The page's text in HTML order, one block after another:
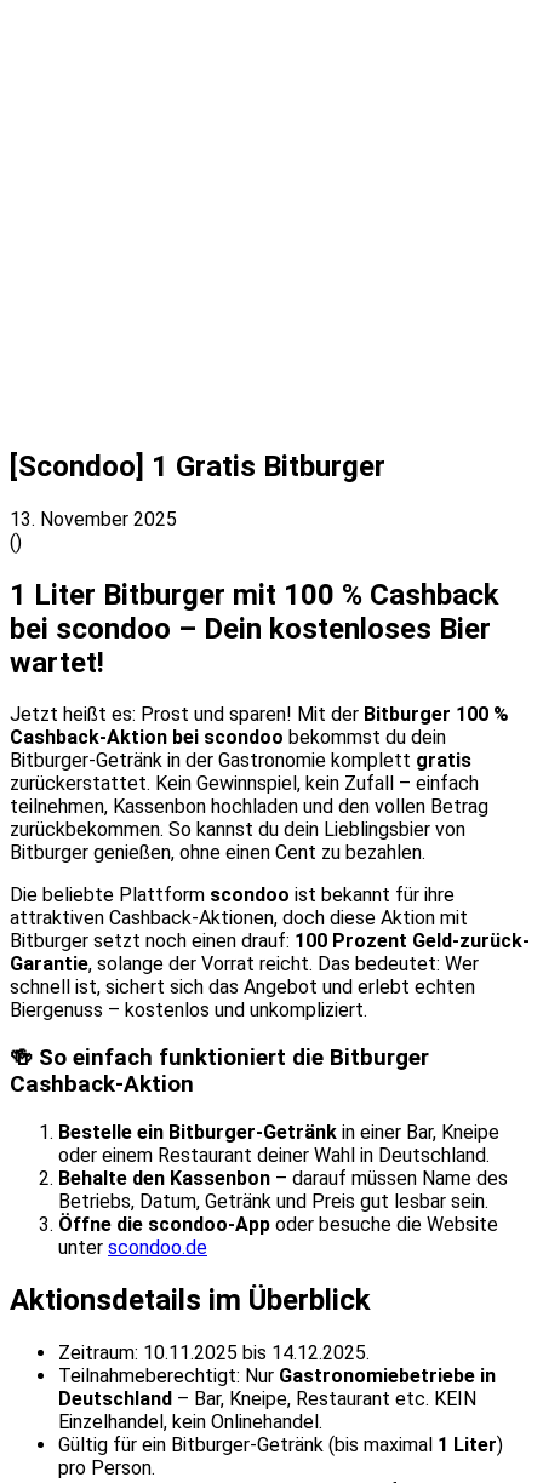
[Scondoo] 1 Gratis Bitburger
13. November 2025
()
1 Liter Bitburger mit 100 % Cashback
bei scondoo – Dein kostenloses Bier
wartet!
Jetzt heißt es: Prost und sparen! Mit der Bitburger 100 %
Cashback-Aktion bei scondoo bekommst du dein
Bitburger-Getränk in der Gastronomie komplett gratis
zurückerstattet. Kein Gewinnspiel, kein Zufall – einfach
teilnehmen, Kassenbon hochladen und den vollen Betrag
zurückbekommen. So kannst du dein Lieblingsbier von
Bitburger genießen, ohne einen Cent zu bezahlen.
Die beliebte Plattform scondoo ist bekannt für ihre
attraktiven Cashback-Aktionen, doch diese Aktion mit
Bitburger setzt noch einen drauf: 100 Prozent Geld-zurück-
Garantie, solange der Vorrat reicht. Das bedeutet: Wer
schnell ist, sichert sich das Angebot und erlebt echten
Biergenuss – kostenlos und unkompliziert.
🍻 So einfach funktioniert die Bitburger
Cashback-Aktion
Bestelle ein Bitburger-Getränk in einer Bar, Kneipe
oder einem Restaurant deiner Wahl in Deutschland.
Behalte den Kassenbon – darauf müssen Name des
Betriebs, Datum, Getränk und Preis gut lesbar sein.
Öffne die scondoo-App oder besuche die Website
unter scondoo.de
Aktionsdetails im Überblick
Zeitraum: 10.11.2025 bis 14.12.2025.
Teilnahmeberechtigt: Nur Gastronomiebetriebe in
Deutschland – Bar, Kneipe, Restaurant etc. KEIN
Einzelhandel, kein Onlinehandel.
Gültig für ein ­Bitburger-Getränk (bis maximal 1 Liter)
pro Person.